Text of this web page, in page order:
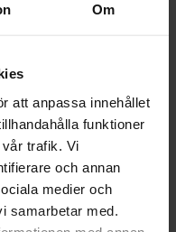
Om
att anpassa innehållet
funktioner
trafik. Vi
och annan
medier och
samarbetar med.
för att kunna spelas